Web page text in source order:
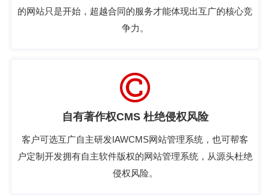
的网站只是开始，超越合同的服务才能体现出互广的核心竞
争力。
自有著作权CMS 杜绝侵权风险
客户可选互广自主研发IAWCMS网站管理系统，也可帮客
户定制开发拥有自主软件版权的网站管理系统，从源头杜绝
侵权风险。